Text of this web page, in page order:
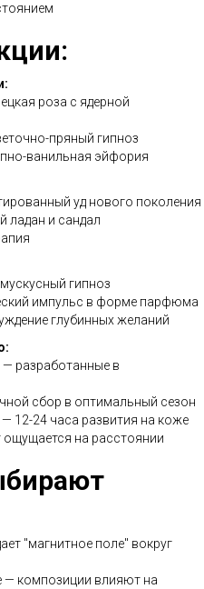
роза с ядерной
пряный гипноз
ванильная эйфория
уд нового поколения
ладан и сандал
гипноз
импульс в форме парфюма
глубинных желаний
разработанные в
сбор в оптимальный сезон
12-24 часа развития на коже
на расстоянии
"магнитное поле" вокруг
— композиции влияют на